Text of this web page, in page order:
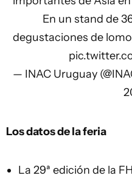
En un stand de
degustaciones de
— INAC Uruguay
Los datos de la feria
La 29ª edición de la